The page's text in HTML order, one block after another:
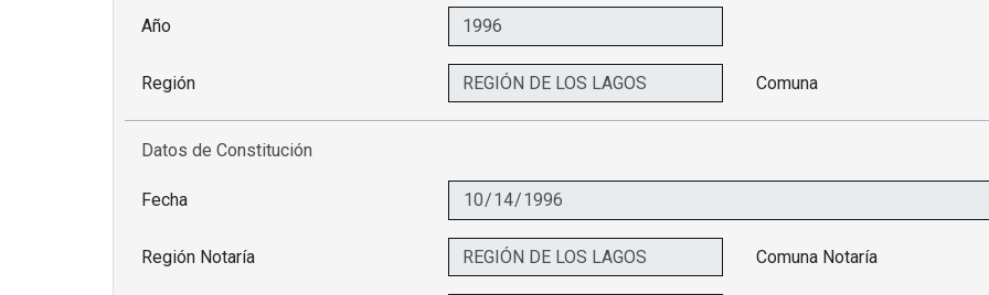
Año
Región Comuna
Datos de Constitución
Fecha
Región Notaría Comuna Notaría